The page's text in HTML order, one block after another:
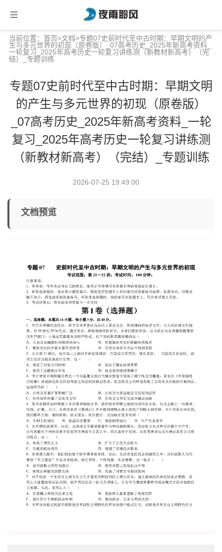
当前位置： 首页>文档>专题07史前时代至中古时期：早期文明的产
生与多元世界的初现（原卷版）_07高考历史_2025年新高考资料_
一轮复习_2025年高考历史一轮复习讲练测（新教材新高考）（完
结）_专题训练
专题07史前时代至中古时期：早期文明
的产生与多元世界的初现（原卷版）
_07高考历史_2025年新高考资料_一轮
复习_2025年高考历史一轮复习讲练测
（新教材新高考）（完结）_专题训练
2026-07-25 19:49:00
文档预览